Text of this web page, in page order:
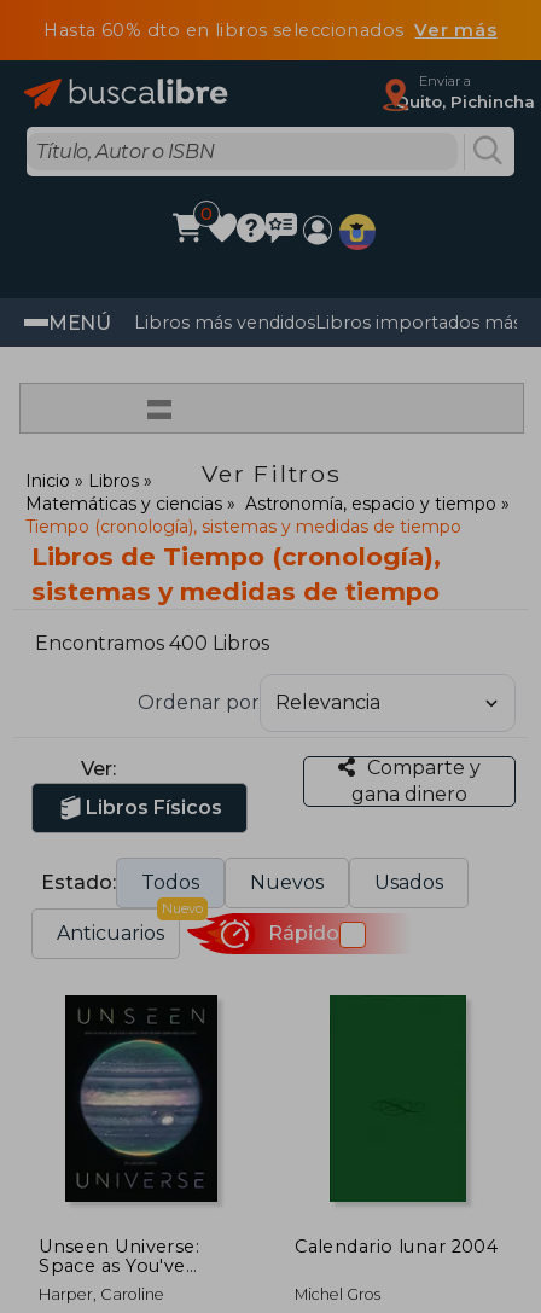
Hasta 60% dto en libros seleccionadosVer más
Enviar a
Quito, Pichincha
0
MENÚ Libros más vendidosLibros importados más
=
Ver Filtros
Inicio
Libros
Matemáticas y ciencias
Astronomía, espacio y tiempo
Tiempo (cronología), sistemas y medidas de tiempo
Libros de Tiempo (cronología),
sistemas y medidas de tiempo
Encontramos 400 Libros
Ordenar por
Ver:
Libros Físicos
Comparte y
gana dinero
Estado: Todos Nuevos Usados
Anticuarios
Nuevo
Rápido
Unseen Universe:
Space as You've
Never Seen It Before
from the James
Harper, Caroline
Calendario lunar 2004
Michel Gros